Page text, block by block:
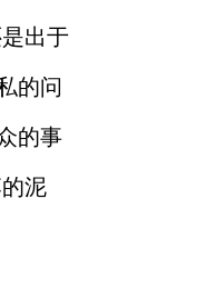
出于
的问
的事
泥